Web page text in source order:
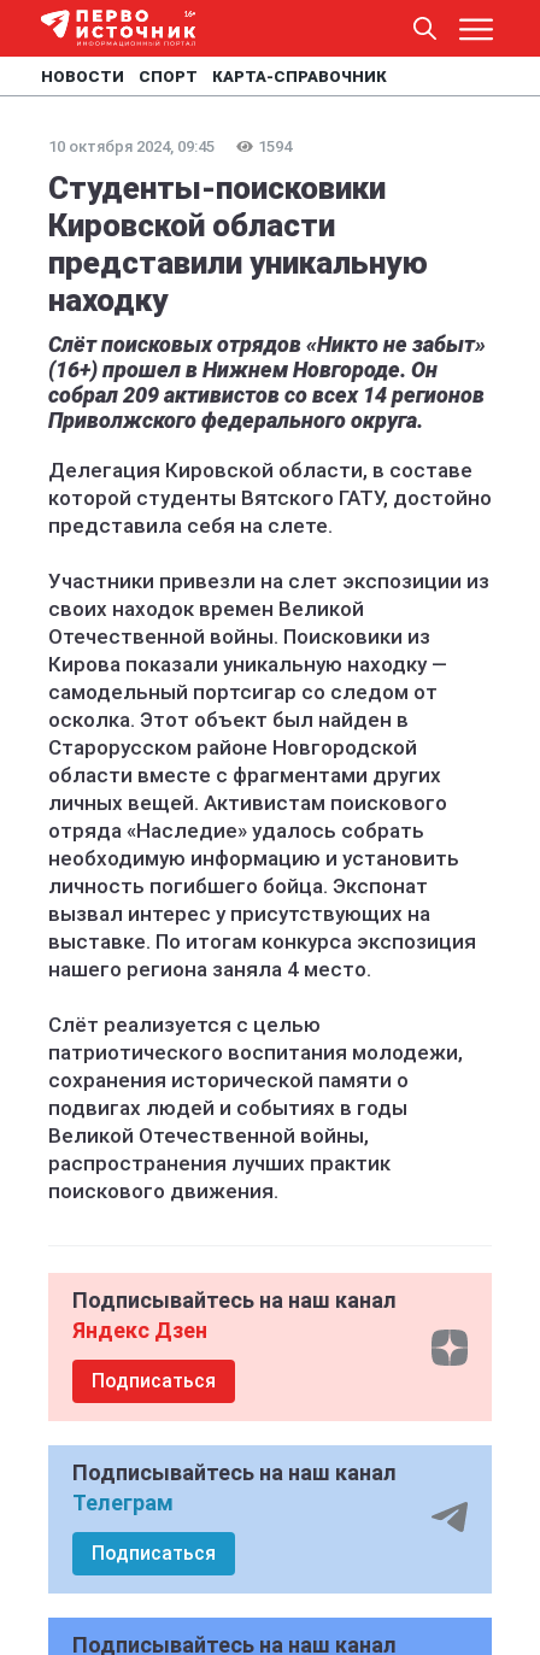
НОВОСТИ СПОРТ КАРТА-СПРАВОЧНИК
10 октября 2024, 09:45 1594
Студенты-поисковики
Кировской области
представили уникальную
находку
Слёт поисковых отрядов «Никто не забыт»
(16+) прошел в Нижнем Новгороде. Он
собрал 209 активистов со всех 14 регионов
Приволжского федерального округа.
Делегация Кировской области, в составе
которой студенты Вятского ГАТУ, достойно
представила себя на слете.
Участники привезли на слет экспозиции из
своих находок времен Великой
Отечественной войны. Поисковики из
Кирова показали уникальную находку —
самодельный портсигар со следом от
осколка. Этот объект был найден в
Старорусском районе Новгородской
области вместе с фрагментами других
личных вещей. Активистам поискового
отряда «Наследие» удалось собрать
необходимую информацию и установить
личность погибшего бойца. Экспонат
вызвал интерес у присутствующих на
выставке. По итогам конкурса экспозиция
нашего региона заняла 4 место.
Слёт реализуется с целью
патриотического воспитания молодежи,
сохранения исторической памяти о
подвигах людей и событиях в годы
Великой Отечественной войны,
распространения лучших практик
поискового движения.
Подписывайтесь на наш канал
Яндекс Дзен
Подписаться
Подписывайтесь на наш канал
Телеграм
Подписаться
Подписывайтесь на наш канал